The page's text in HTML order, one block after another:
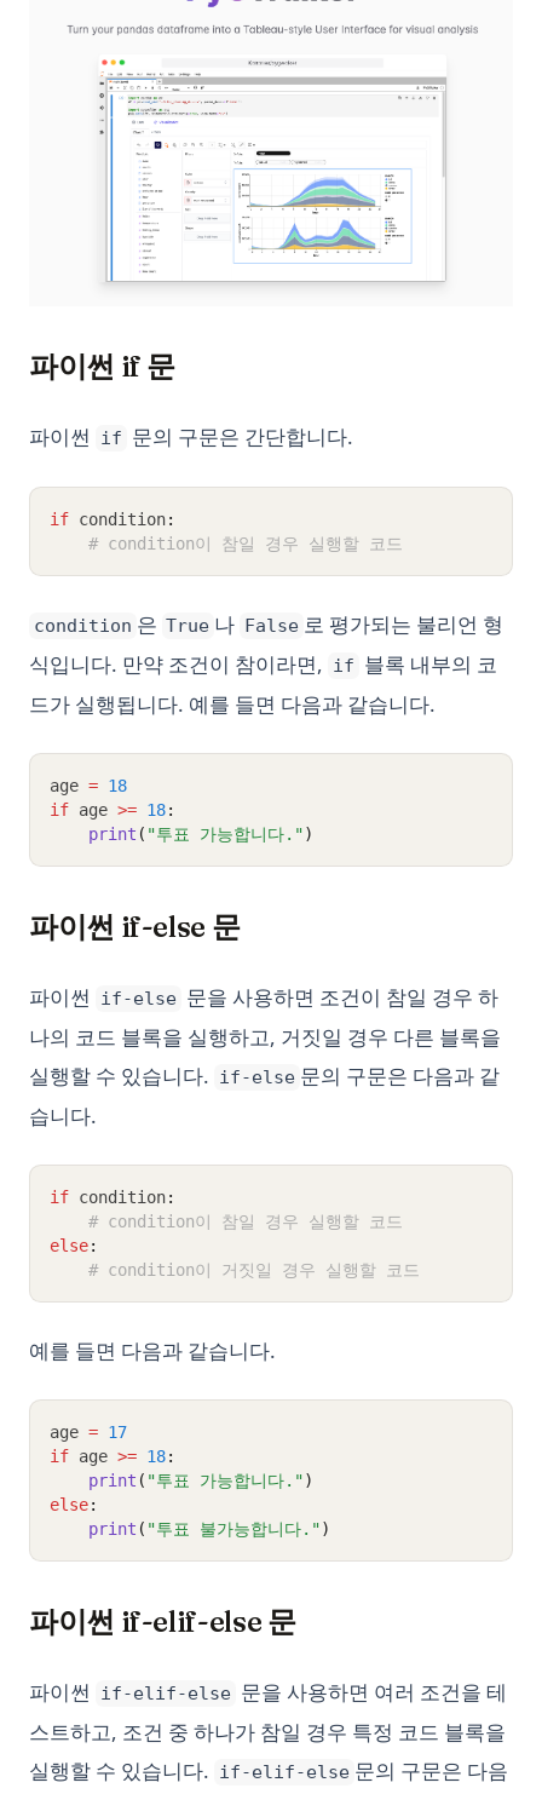
파이썬 if 문
파이썬 if 문의 구문은 간단합니다.
if condition:
# condition이 참일 경우 실행할 코드
condition 은 True 나 False 로 평가되는 불리언 형
식입니다. 만약 조건이 참이라면, if 블록 내부의 코
드가 실행됩니다. 예를 들면 다음과 같습니다.
age = 18
if age >= 18:
print ( "투표 가능합니다.")
파이썬 if-else 문
파이썬 if-else 문을 사용하면 조건이 참일 경우 하
나의 코드 블록을 실행하고, 거짓일 경우 다른 블록을
실행할 수 있습니다. if-else 문의 구문은 다음과 같
습니다.
if condition:
# condition이 참일 경우 실행할 코드
else:
# condition이 거짓일 경우 실행할 코드
예를 들면 다음과 같습니다.
age = 17
if age >= 18:
print ( "투표 가능합니다.")
else:
print ( "투표 불가능합니다.")
파이썬 if-elif-else 문
파이썬 if-elif-else 문을 사용하면 여러 조건을 테
스트하고, 조건 중 하나가 참일 경우 특정 코드 블록을
실행할 수 있습니다. if-elif-else 문의 구문은 다음